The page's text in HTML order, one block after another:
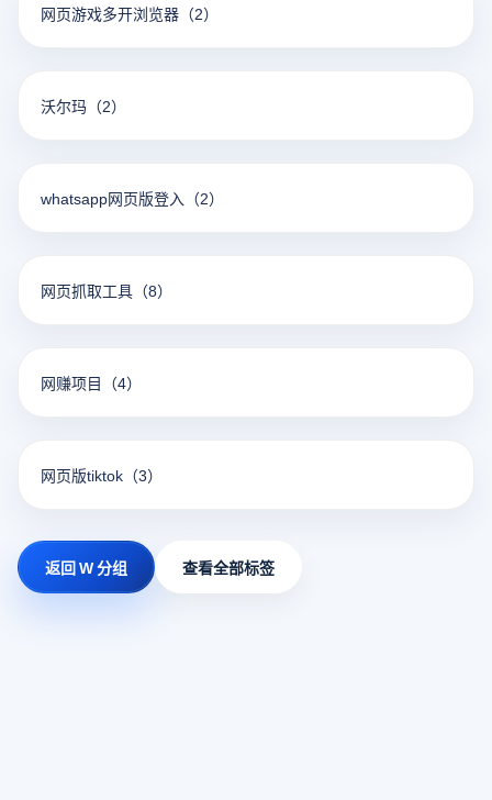
网页游戏多开浏览器 （2）
沃尔玛 （2）
whatsapp网页版登入 （2）
网页抓取工具 （8）
网赚项目 （4）
网页版tiktok （3）
返回 W 分组 查看全部标签